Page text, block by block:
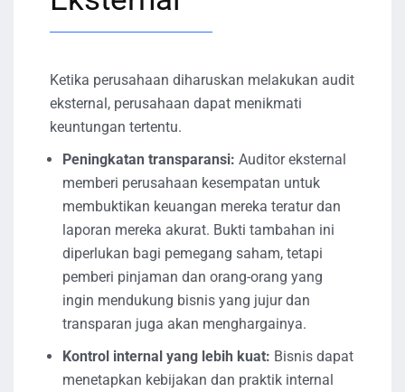
Ketika perusahaan diharuskan melakukan audit
eksternal, perusahaan dapat menikmati
keuntungan tertentu.
Peningkatan transparansi: Auditor eksternal
memberi perusahaan kesempatan untuk
membuktikan keuangan mereka teratur dan
laporan mereka akurat. Bukti tambahan ini
diperlukan bagi pemegang saham, tetapi
pemberi pinjaman dan orang-orang yang
ingin mendukung bisnis yang jujur ​​dan
transparan juga akan menghargainya.
Kontrol internal yang lebih kuat: Bisnis dapat
menetapkan kebijakan dan praktik internal